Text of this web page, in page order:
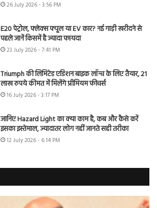
26 July 2026 - 3:56 PM
E20 पेट्रोल, फ्लेक्स फ्यूल या EV कार? नई गाड़ी खरीदने से
पहले जानें किसमें है ज्यादा फायदा
23 July 2026 - 7:41 PM
Triumph की लिमिटेड एडिशन बाइक लॉन्च के लिए तैयार, 21
लाख रुपये कीमत में मिलेंगे प्रीमियम फीचर्स
16 July 2026 - 3:17 PM
जानिए Hazard Light का क्या काम है, कब और कैसे करें
इसका इस्तेमाल, ज्यादातर लोग नहीं जानते सही तरीका
12 July 2026 - 6:14 PM